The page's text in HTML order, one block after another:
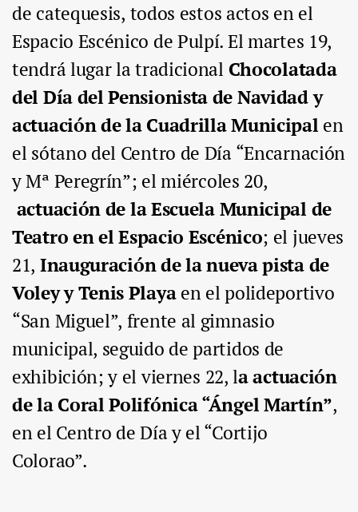
de catequesis, todos estos actos en el
Espacio Escénico de Pulpí.El martes 19,
tendrá lugar la tradicional Chocolatada
del Día del Pensionista de Navidady
actuación de la Cuadrilla Municipal en
el sótano del Centro de Día “Encarnación
y Mª Peregrín”; elmiércoles 20,
actuación de laEscuela Municipal de
Teatroen el Espacio Escénico; el jueves
21, Inauguración de la nueva pista de
Voley y Tenis Playa en el polideportivo
“San Miguel”, frente al gimnasio
municipal, seguido de partidos de
exhibición; y elviernes 22,laactuación
de la Coral Polifónica “Ángel Martín”,
en el Centro de Día y el “Cortijo
Colorao”.